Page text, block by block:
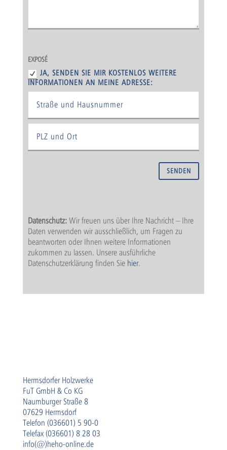
EXPOSÉ
JA, SENDEN SIE MIR KOSTENLOS WEITERE
INFORMATIONEN AN MEINE ADRESSE:
SENDEN
Datenschutz: Wir freuen uns über Ihre Nachricht – Ihre
Daten verwenden wir ausschließlich, um Fragen zu
beantworten oder Ihnen weitere Informationen
zukommen zu lassen. Unsere ausführliche
Datenschutzerklärung finden Sie hier.
Hermsdorfer Holzwerke
FuT GmbH & Co KG
Naumburger Straße 8
07629 Hermsdorf
Telefon (036601) 5 90-0
Telefax (036601) 8 28 03
info(@)heho-online.de